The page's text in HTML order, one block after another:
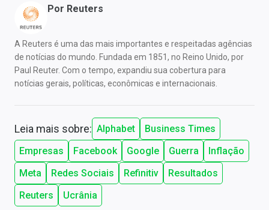
Por Reuters
A Reuters é uma das mais importantes e respeitadas agências
de notícias do mundo. Fundada em 1851, no Reino Unido, por
Paul Reuter. Com o tempo, expandiu sua cobertura para
notícias gerais, políticas, econômicas e internacionais.
Leia mais sobre: Alphabet
Business Times
Empresas
Facebook Google Guerra
Inflação
Meta
Redes Sociais Refinitiv
Resultados
Reuters
Ucrânia